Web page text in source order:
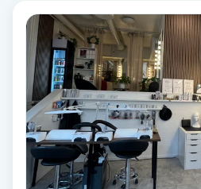
Lashlift Keratin
LED-ljusterapi
Liktornar
LPG